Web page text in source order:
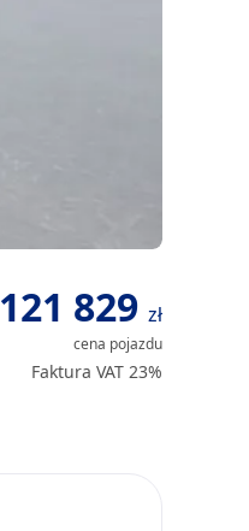
121 829 zł
cena pojazdu
Faktura VAT 23%